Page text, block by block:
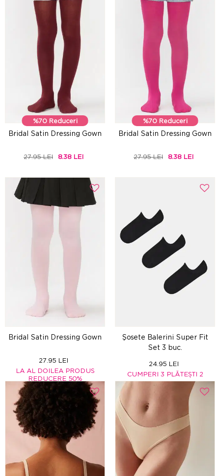
%70 Reduceri
Bridal Satin Dressing Gown
27.95 LEI 8.38 LEI
%70 Reduceri
Bridal Satin Dressing Gown
27.95 LEI 8.38 LEI
Bridal Satin Dressing Gown
27.95 LEI
LA AL DOILEA PRODUS
REDUCERE 50%
Şosete Balerini Super Fit
Set 3 buc.
24.95 LEI
CUMPERI 3 PLĂTEȘTI 2